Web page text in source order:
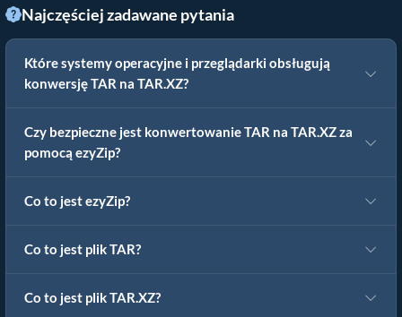
Najczęściej zadawane pytania
Które systemy operacyjne i przeglądarki obsługują
konwersję TAR na TAR.XZ?
Czy bezpieczne jest konwertowanie TAR na TAR.XZ za
pomocą ezyZip?
Co to jest ezyZip?
Co to jest plik TAR?
Co to jest plik TAR.XZ?